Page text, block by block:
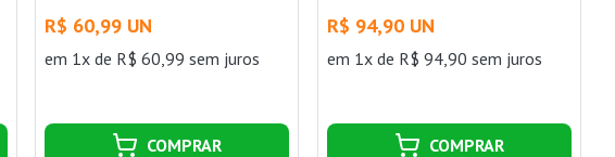
R$ 60,99 UN
em 1x de R$ 60,99 sem juros
COMPRAR
R$ 94,90 UN
em 1x de R$ 94,90 sem juros
COMPRAR